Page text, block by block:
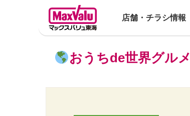
店舗・チラシ情報
おうちde世界グルメ